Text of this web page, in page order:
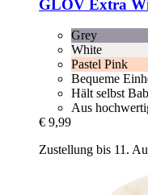
GLOV Extra
Grey
White
Pastel Pink
Bequeme
Hält selbst
Aus
€ 9,99
Zustellung bis 11.